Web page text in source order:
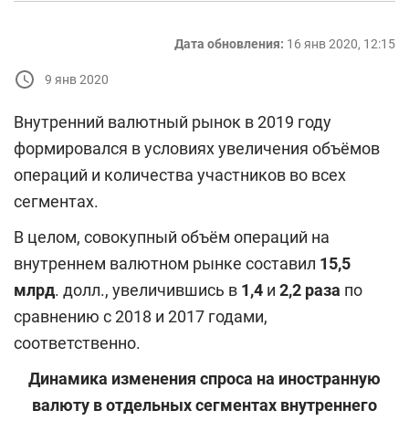
Дата обновления: 16 янв 2020, 12:15
9 янв 2020
Внутренний валютный рынок в 2019 году
формировался в условиях увеличения объёмов
операций и количества участников во всех
сегментах.
В целом, совокупный объём операций на
внутреннем валютном рынке составил 15,5
млрд. долл., увеличившись в 1,4 и 2,2 раза по
сравнению с 2018 и 2017 годами,
соответственно.
Динамика изменения спроса на иностранную
валюту в отдельных сегментах внутреннего